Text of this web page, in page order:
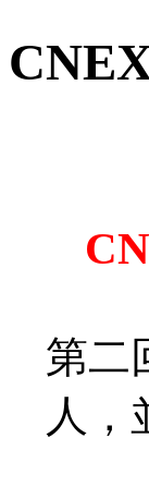
第二
人